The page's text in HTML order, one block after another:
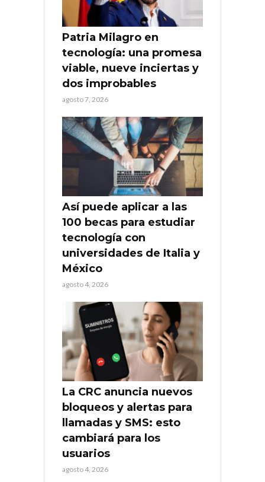
Patria Milagro en
tecnología: una promesa
viable, nueve inciertas y
dos improbables
agosto 7, 2026
Así puede aplicar a las
100 becas para estudiar
tecnología con
universidades de Italia y
México
agosto 4, 2026
La CRC anuncia nuevos
bloqueos y alertas para
llamadas y SMS: esto
cambiará para los
usuarios
agosto 4, 2026